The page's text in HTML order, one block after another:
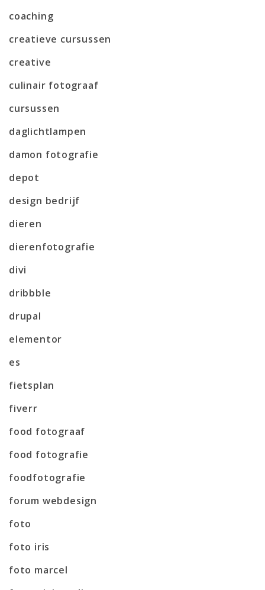
coaching
creatieve cursussen
creative
culinair fotograaf
cursussen
daglichtlampen
damon fotografie
depot
design bedrijf
dieren
dierenfotografie
divi
dribbble
drupal
elementor
es
fietsplan
fiverr
food fotograaf
food fotografie
foodfotografie
forum webdesign
foto
foto iris
foto marcel